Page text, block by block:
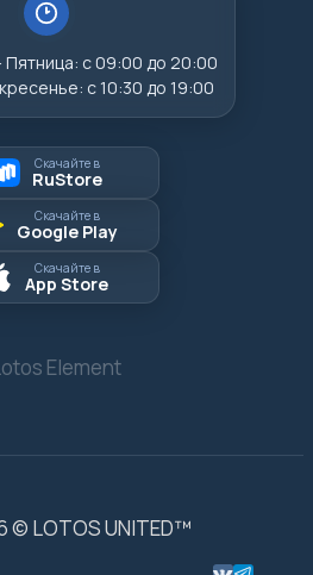
с 09:00 до 20:00
с 10:30 до 19:00
Скачайте в
RuStore
Скачайте в
Google Play
Скачайте в
App Store
© LOTOS UNITED™